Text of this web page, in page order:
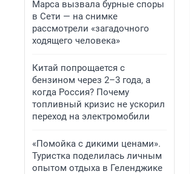
Марса вызвала бурные споры
в Сети — на снимке
рассмотрели «загадочного
ходящего человека»
Китай попрощается с
бензином через 2–3 года, а
когда Россия? Почему
топливный кризис не ускорил
переход на электромобили
«Помойка с дикими ценами».
Туристка поделилась личным
опытом отдыха в Геленджике